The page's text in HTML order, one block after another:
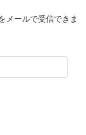
メールで受信できま